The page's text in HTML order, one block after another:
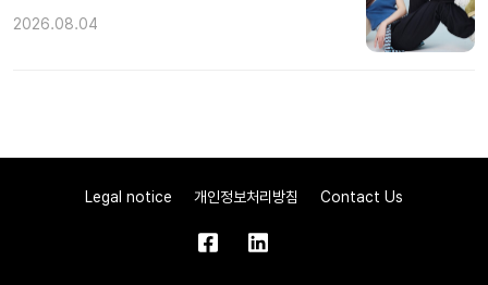
2026.08.04
Legal notice 개인정보처리방침 Contact Us